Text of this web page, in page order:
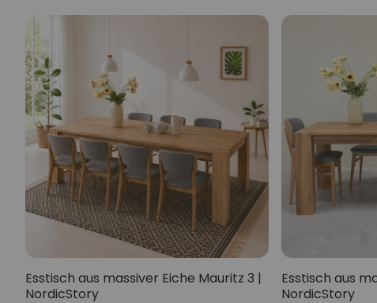
Esstisch aus massiver Eiche Mauritz 3 |
NordicStory
Esstisch aus
NordicStory